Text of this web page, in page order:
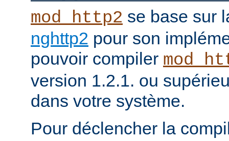
mod_http2 se base sur
nghttp2 pour son
pouvoir compiler
version 1.2.1. ou
dans votre système.
Pour déclencher la